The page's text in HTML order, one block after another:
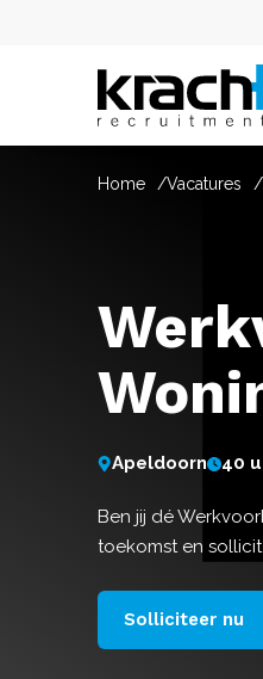
Home Vacatures
Apeldoorn 40
Ben jij dé
toekomst en
Solliciteer nu